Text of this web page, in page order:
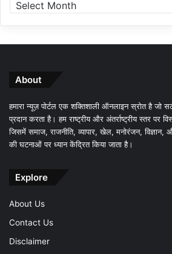
About
हमारा न्यूज़ पोर्टल एक शक्तिशाली ऑनलाइन स्रोत है जो
प्रदान करता है। हम राष्ट्रीय और अंतर्राष्ट्रीय स्तर पर
जिसमें समाज, राजनीति, व्यापार, खेल, मनोरंजन, विज्ञान,
की घटनाओं पर ध्यान केंद्रित किया जाता है।
Explore
About Us
Contact Us
Disclaimer